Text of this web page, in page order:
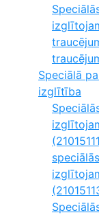
Speciālā
izglītība